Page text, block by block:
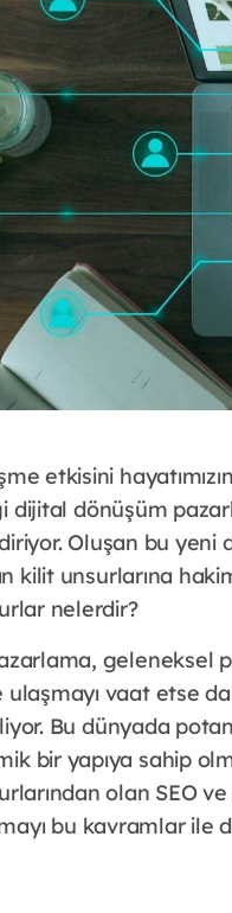
etkisini
dijital dönüşüm
Oluşan bu yeni
kilit unsurlarına
nelerdir?
geleneksel
ulaşmayı vaat etse
Bu dünyada
bir yapıya sahip
olan SEO ve
bu kavramlar ile